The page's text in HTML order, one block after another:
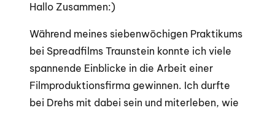
Hallo Zusammen:)
Während meines siebenwöchigen Praktikums
bei Spreadfilms Traunstein konnte ich viele
spannende Einblicke in die Arbeit einer
Filmproduktionsfirma gewinnen. Ich durfte
bei Drehs mit dabei sein und miterleben, wie